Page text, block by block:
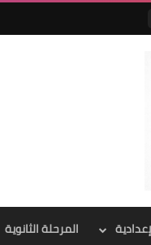
المرحلة الثانوية